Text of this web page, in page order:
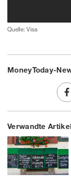
Quelle: Visa
MoneyToday-
on
Verwandte Artikel